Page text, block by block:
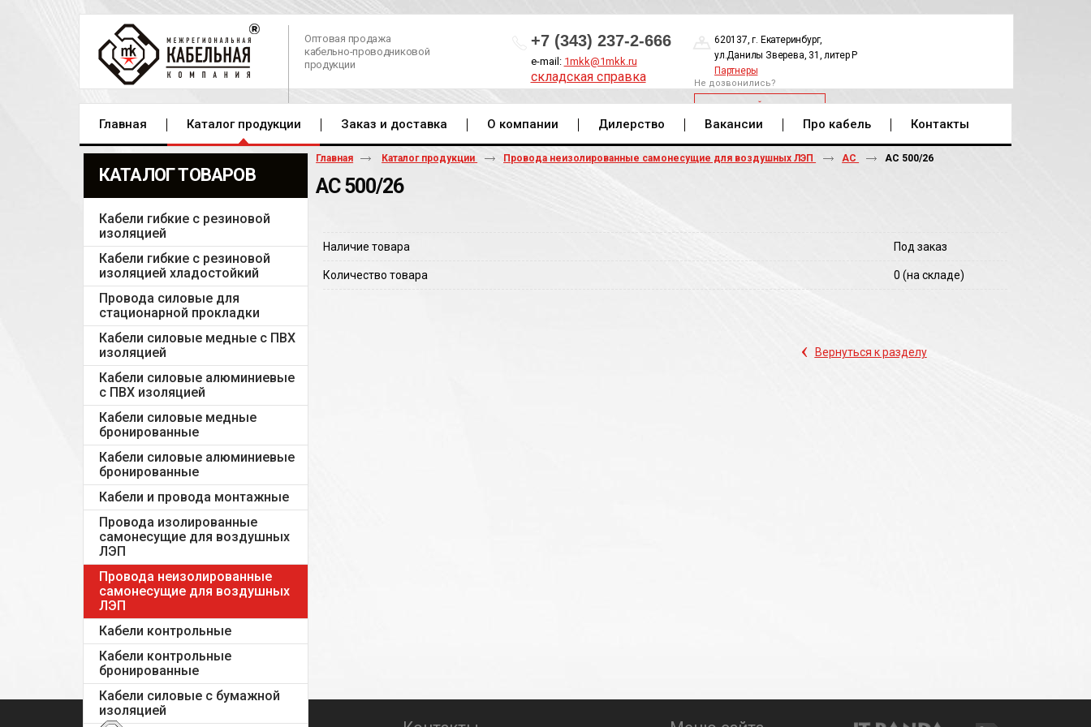
Оптовая продажа
кабельно-проводниковой
продукции
+7 (343) 237-2-666
e-mail: 1mkk@1mkk.ru
складская справка
620137, г. Екатеринбург,
ул.Данилы Зверева, 31, литер Р
Партнеры
Не дозвонились?
ОБРАТНЫЙ ЗВОНОК
Главная Каталог продукции Заказ и доставка О компании Дилерство Вакансии Про кабель Контакты
КАТАЛОГ ТОВАРОВ
Кабели гибкие с резиновой
изоляцией
Кабели гибкие с резиновой
изоляцией хладостойкий
Провода силовые для
стационарной прокладки
Кабели силовые медные с ПВХ
изоляцией
Кабели силовые алюминиевые
с ПВХ изоляцией
Кабели силовые медные
бронированные
Кабели силовые алюминиевые
бронированные
Кабели и провода монтажные
Провода изолированные
самонесущие для воздушных
ЛЭП
Провода неизолированные
самонесущие для воздушных
ЛЭП
Кабели контрольные
Кабели контрольные
бронированные
Кабели силовые с бумажной
изоляцией
Главная Каталог продукции Провода неизолированные самонесущие для воздушных ЛЭП АС АС 500/26
АС 500/26
Наличие товара Под заказ
Количество товара 0 (на складе)
‹ Вернуться к разделу